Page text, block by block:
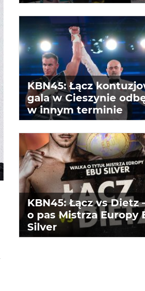
KBN45: Łącz
gala w Cieszynie
w innym terminie
KBN45: Łącz vs Dietz
o pas Mistrza Europy
Silver